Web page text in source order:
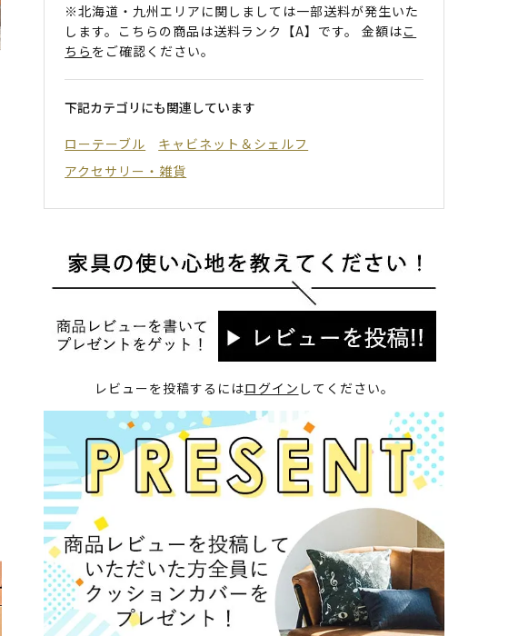
※北海道・九州エリアに関しましては一部送料が発生いた
します。こちらの商品は送料ランク【A】です。 金額はこ
ちら をご確認ください。
下記カテゴリにも関連しています
ローテーブル
キャビネット＆シェルフ
アクセサリー・雑貨
レビューを投稿するにはログイン してください。